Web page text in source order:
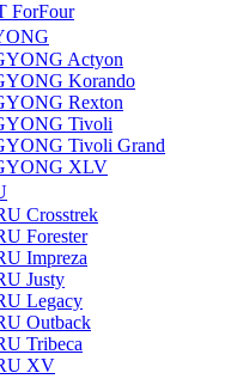
ForFour
Actyon
Korando
Rexton
Tivoli
Tivoli Grand
XLV
Crosstrek
Forester
Impreza
Justy
Legacy
Outback
Tribeca
XV